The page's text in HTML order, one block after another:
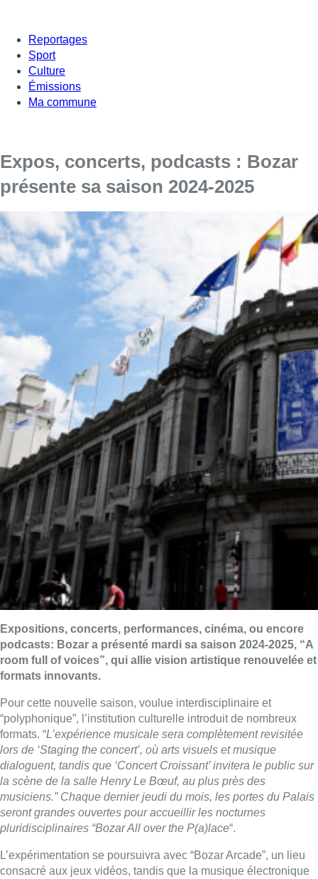
Reportages
Sport
Culture
Émissions
Ma commune
Expos, concerts, podcasts : Bozar
présente sa saison 2024-2025
Expositions, concerts, performances, cinéma, ou encore
podcasts: Bozar a présenté mardi sa saison 2024-2025, “A
room full of voices”, qui allie vision artistique renouvelée et
formats innovants.
Pour cette nouvelle saison, voulue interdisciplinaire et
“polyphonique”, l’institution culturelle introduit de nombreux
formats. “L’expérience musicale sera complètement revisitée
lors de ‘Staging the concert’, où arts visuels et musique
dialoguent, tandis que ‘Concert Croissant’ invitera le public sur
la scène de la salle Henry Le Bœuf, au plus près des
musiciens.” Chaque dernier jeudi du mois, les portes du Palais
seront grandes ouvertes pour accueillir les nocturnes
pluridisciplinaires “Bozar All over the P(a)lace“.
L’expérimentation se poursuivra avec “Bozar Arcade”, un lieu
consacré aux jeux vidéos, tandis que la musique électronique